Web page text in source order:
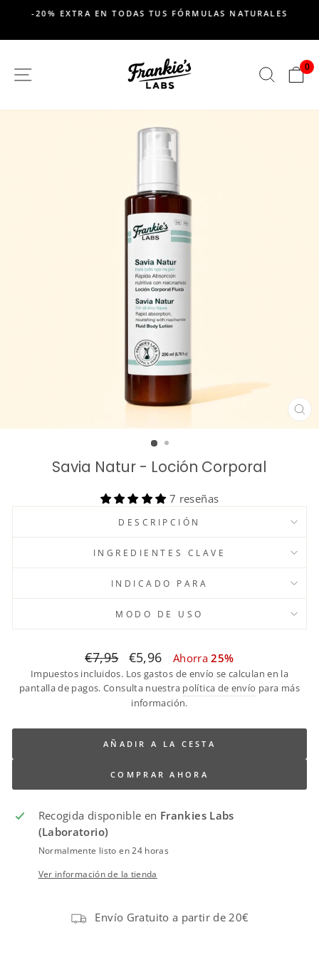
contenido
de
diapositivas
-20% EXTRA EN TODAS TUS FÓRMULAS NATURALES
SITIO DE NAVEGACION 0
Savia Natur - Loción Corporal
7 reseñas
DESCRIPCIÓN
INGREDIENTES CLAVE
INDICADO PARA
MODO DE USO
Translation
missing:
es.products.general.regular_price
€7,95
Translation
missing:
es.products.general.sale_price
€5,96 Ahorra25%
Impuestos incluidos. Los gastos de envío se calculan en la
pantalla de pagos. Consulta nuestra política de envío para más
información.
AÑADIR A LA CESTA
COMPRAR AHORA
Recogida disponible en Frankies Labs
(Laboratorio)
Normalmente listo en 24 horas
Ver información de la tienda
Envío Gratuito a partir de 20€